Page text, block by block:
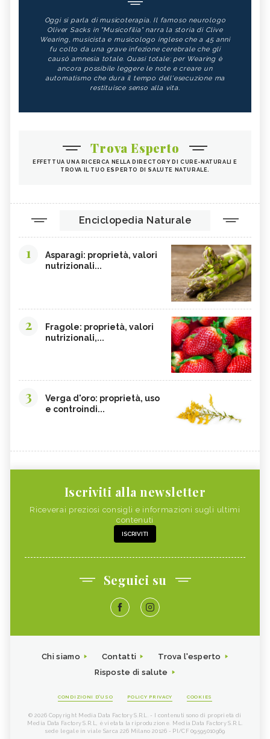
Oggi si parla di musicoterapia. Il famoso neurologo
Oliver Sacks in "Musicofilia" narra la storia di Clive
Wearing, musicista e musicologo inglese che a 45 anni
fu colto da una grave infezione cerebrale che gli
causò amnesia totale. Quasi totale: per Wearing è
ancora possibile leggere le note e creare un
automatismo che dura il tempo dell'esecuzione ma
restituisce senso alla vita.
Trova Esperto
EFFETTUA UNA RICERCA NELLA DIRECTORY DI CURE-NATURALI E
TROVA IL TUO ESPERTO DI SALUTE NATURALE.
Enciclopedia Naturale
1
Asparagi: proprietà, valori
nutrizionali...
2
Fragole: proprietà, valori
nutrizionali,...
3
Verga d'oro: proprietà, uso
e controindi...
Iscriviti alla newsletter
Riceverai preziosi consigli e informazioni sugli ultimi
contenuti
ISCRIVITI
Seguici su
Chi siamo Contatti
Trova l'esperto
Risposte di salute
CONDIZIONI D'USO POLICY PRIVACY COOKIES
© 2026 Copyright Media Data Factory S.R.L. - I contenuti sono di proprietà di
Media Data Factory S.R.L, è vietata la riproduzione. Media Data Factory S.R.L.
sede legale in viale Sarca 226 Milano 20126 - PI/CF 09595010969